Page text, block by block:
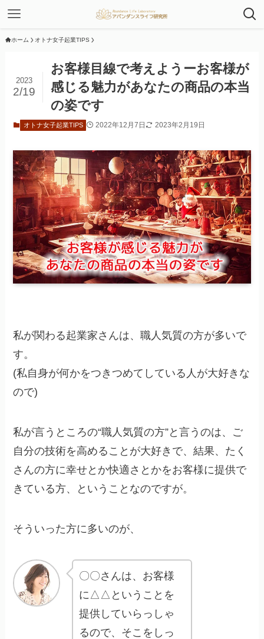
ホーム オトナ女子起業TIPS
お客様目線で考えようーお客様が
感じる魅力があなたの商品の本当
の姿です
2023
2/19
オトナ女子起業TIPS 2022年12月7日 2023年2月19日
私が関わる起業家さんは、職人気質の方が多いで
す。
(私自身が何かをつきつめてしている人が大好きな
ので)
私が言うところの“職人気質の方”と言うのは、ご
自分の技術を高めることが大好きで、結果、たく
さんの方に幸せとか快適さとかをお客様に提供で
きている方、ということなのですが。
そういった方に多いのが、
〇〇さんは、お客様
に△△ということを
提供していらっしゃ
るので、そこをしっ